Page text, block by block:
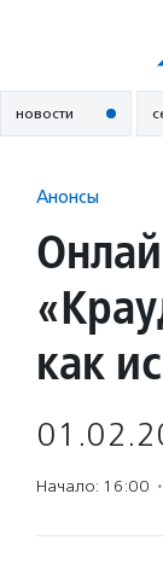
новости
Анонсы
как
Начало: 16:00 ·